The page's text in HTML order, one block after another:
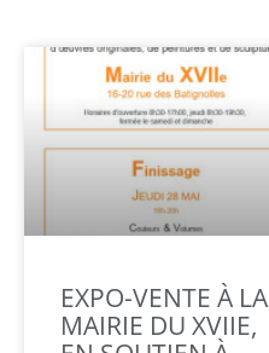
EXPO-VENTE À LA
MAIRIE DU XVIIE,